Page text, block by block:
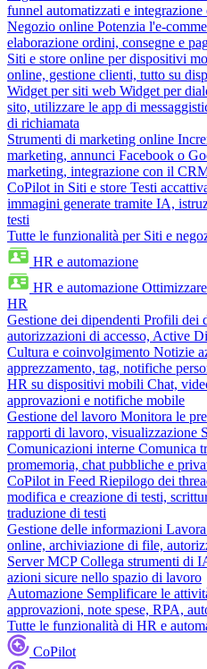
funnel automatizzati e
Negozio online Potenzia l'e-
elaborazione ordini, consegne e
Siti e store online per dispositivi
online, gestione clienti, tutto su
Widget per siti web Widget per
sito, utilizzare le app di
di richiamata
Strumenti di marketing online
marketing, annunci Facebook o
marketing, integrazione con il
CoPilot in Siti e store Testi
immagini generate tramite IA,
testi
Tutte le funzionalità per Siti e
HR e automazione
HR e automazione
HR
Gestione dei dipendenti Profili dei
autorizzazioni di accesso, Active
Cultura e coinvolgimento Notizie
apprezzamento, tag, notifiche
HR su dispositivi mobili Chat,
approvazioni e notifiche mobile
Gestione del lavoro Monitora le
rapporti di lavoro, visualizzazione
Comunicazioni interne Comunica
promemoria, chat pubbliche e
CoPilot in Feed Riepilogo dei
modifica e creazione di testi,
traduzione di testi
Gestione delle informazioni
online, archiviazione di file,
Server MCP Collega strumenti di
azioni sicure nello spazio di lavoro
Automazione Semplificare le
approvazioni, note spese, RPA,
Tutte le funzionalità di HR e
CoPilot